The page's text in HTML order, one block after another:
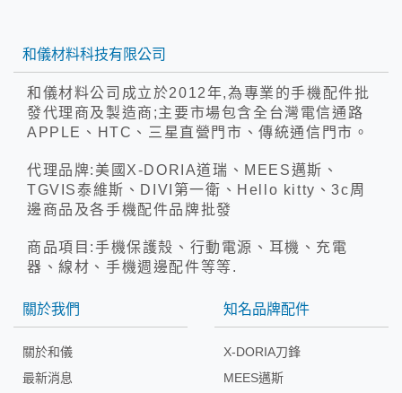
和儀材料科技有限公司
和儀材料公司成立於2012年,為專業的手機配件批
發代理商及製造商;主要市場包含全台灣電信通路
APPLE、HTC、三星直營門市、傳統通信門市。
代理品牌:美國X-DORIA道瑞、MEES邁斯、
TGVIS泰維斯、DIVI第一衛、Hello kitty、3c周
邊商品及各手機配件品牌批發
商品項目:手機保護殼、行動電源、耳機、充電
器、線材、手機週邊配件等等.
關於我們
關於和儀
最新消息
知名品牌配件
X-DORIA刀鋒
MEES邁斯